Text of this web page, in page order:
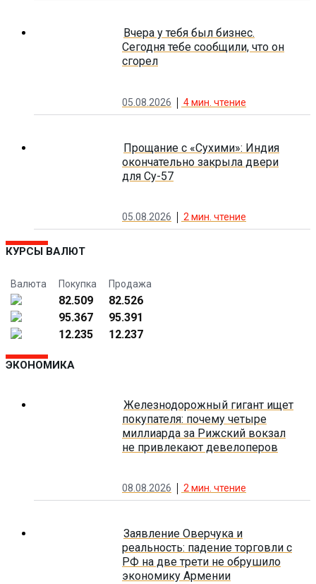
Вчера у тебя был бизнес.
Сегодня тебе сообщили, что он
сгорел
05.08.2026 4мин. чтение
Прощание с «Сухими»: Индия
окончательно закрыла двери
для Су-57
05.08.2026 2мин. чтение
КУРСЫ ВАЛЮТ
Валюта Покупка Продажа
82.509
82.526
95.367
95.391
12.235
12.237
ЭКОНОМИКА
Железнодорожный гигант ищет
покупателя: почему четыре
миллиарда за Рижский вокзал
не привлекают девелоперов
08.08.2026 2 мин. чтение
Заявление Оверчука и
реальность: падение торговли с
РФ на две трети не обрушило
экономику Армении